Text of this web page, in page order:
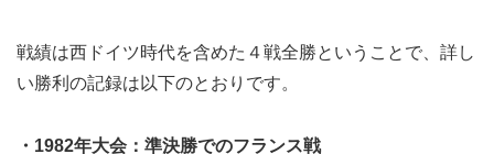
戦績は西ドイツ時代を含めた４戦全勝ということで、詳し
い勝利の記録は以下のとおりです。
・1982年大会：準決勝でのフランス戦